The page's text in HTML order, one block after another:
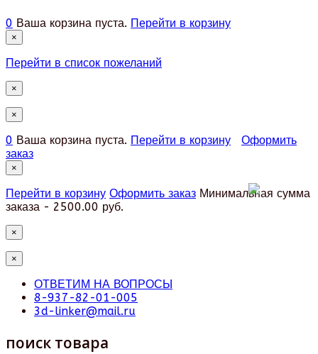
0 Ваша корзина пуста. Перейти в корзину
×
Перейти в список пожеланий
×
×
0 Ваша корзина пуста. Перейти в корзину
Оформить
заказ
×
Перейти в корзину Оформить заказ Минимальная сумма
заказа - 2500.00 руб.
×
×
ОТВЕТИМ НА ВОПРОСЫ
8-937-82-01-005
3d-linker@mail.ru
поиск товара